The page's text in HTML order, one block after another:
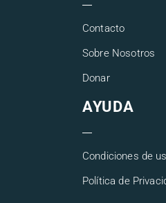
Contacto
Sobre Nosotros
Donar
AYUDA
Condiciones de
Política de